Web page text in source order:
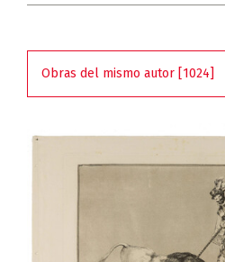
Los Desastres de la guerra, La
, Museo del Prado,
Institute, Londres, 1961, 24, 120-
HARRIS, T.,Goya: Engravings
NIETO ALCAIDE, V.,Goya, vida y
Academia de San Fernando,
DELTEIL, L.,Goya, v. XV deLe
, Collector editions-
GASSIER, P., WILSON-BAREAU,
Goya: reproducción de su
Obras del mismo autor [1024]